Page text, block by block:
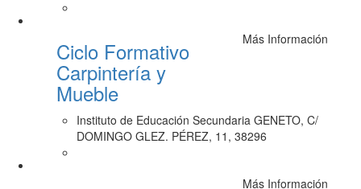
Ciclo Formativo
Carpintería y
Mueble
Más Información
Instituto de Educación Secundaria GENETO, C/
DOMINGO GLEZ. PÉREZ, 11, 38296
Más Información